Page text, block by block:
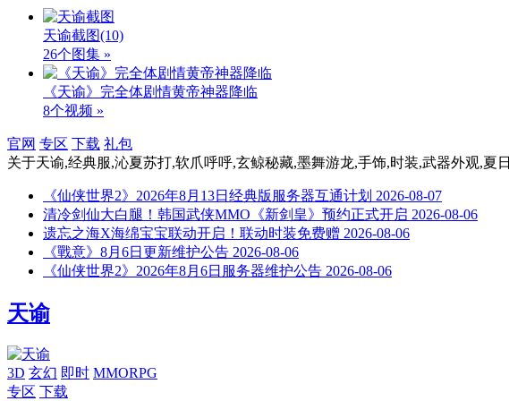
天谕截图(10)
26个图集 »
《天谕》完全体剧情黄帝神器降临
8个视频 »
官网 专区 下载 礼包
关于天谕,经典服,沁夏苏打,软爪呼呼,玄鲸秘藏,墨舞游龙,手饰,时装,武器外观,夏日
《仙侠世界2》2026年8月13日经典版服务器互通计划 2026-08-07
清冷剑仙大白腿！韩国武侠MMO《新剑皇》预约正式开启 2026-08-06
遗忘之海X海绵宝宝联动开启！联动时装免费赠 2026-08-06
《戰意》8月6日更新维护公告 2026-08-06
《仙侠世界2》2026年8月6日服务器维护公告 2026-08-06
天谕
3D 玄幻 即时 MMORPG
专区 下载